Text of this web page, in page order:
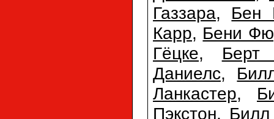
Газзара, Бен
Карр, Бени
Гёцке, Берт
Даниелс,
Ланкастер,
Пэкстон,